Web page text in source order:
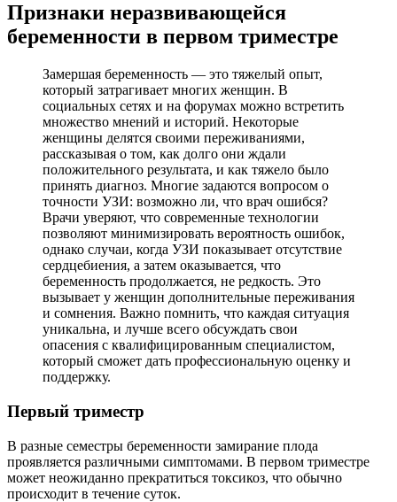
Признаки неразвивающейся
беременности в первом триместре
Замершая беременность — это тяжелый опыт,
который затрагивает многих женщин. В
социальных сетях и на форумах можно встретить
множество мнений и историй. Некоторые
женщины делятся своими переживаниями,
рассказывая о том, как долго они ждали
положительного результата, и как тяжело было
принять диагноз. Многие задаются вопросом о
точности УЗИ: возможно ли, что врач ошибся?
Врачи уверяют, что современные технологии
позволяют минимизировать вероятность ошибок,
однако случаи, когда УЗИ показывает отсутствие
сердцебиения, а затем оказывается, что
беременность продолжается, не редкость. Это
вызывает у женщин дополнительные переживания
и сомнения. Важно помнить, что каждая ситуация
уникальна, и лучше всего обсуждать свои
опасения с квалифицированным специалистом,
который сможет дать профессиональную оценку и
поддержку.
Первый триместр
В разные семестры беременности замирание плода
проявляется различными симптомами. В первом триместре
может неожиданно прекратиться токсикоз, что обычно
происходит в течение суток.